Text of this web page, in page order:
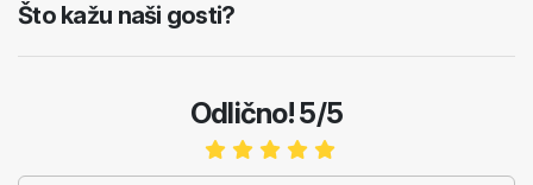
Što kažu naši gosti?
Odlično! 5/5